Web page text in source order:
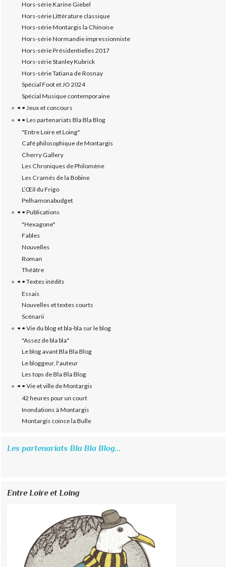
Hors-série Karine Giebel
Hors-série Littérature classique
Hors-série Montargis la Chinoise
Hors-série Normandie impressionniste
Hors-série Présidentielles 2017
Hors-série Stanley Kubrick
Hors-série Tatiana de Rosnay
Spécial Foot et JO 2024
Spécial Musique contemporaine
• • Jeux et concours
• • Les partenariats Bla Bla Blog
"Entre Loire et Loing"
Café philosophique de Montargis
Cherry Gallery
Les Chroniques de Philomène
Les Cramés de la Bobine
L’‎Œil du Frigo
Pelhamonabudget
• • Publications
"Hexagone"
Fables
Nouvelles
Roman
Théâtre
• • Textes inédits
Essais
Nouvelles et textes courts
Scénarii
• • Vie du blog et bla-bla sur le blog
"Assez de bla bla"
Le blog avant Bla Bla Blog
Le bloggeur, l'auteur
Les tops de Bla Bla Blog
• • Vie et ville de Montargis
42 heures pour un court
Inondations à Montargis
Montargis coince la Bulle
Les partenariats Bla Bla Blog...
Entre Loire et Loing